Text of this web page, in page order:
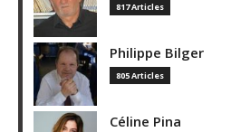
817 Articles
Philippe Bilger
805 Articles
Céline Pina